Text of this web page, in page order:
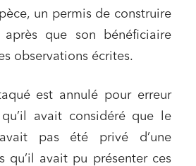
un permis de construire
que son bénéficiaire
observations écrites.
est annulé pour erreur
avait considéré que le
pas été privé d’une
qu’il avait pu présenter ces